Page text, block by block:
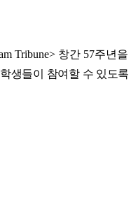
Tribune> 창간 57주년을
생들이 참여할 수 있도록